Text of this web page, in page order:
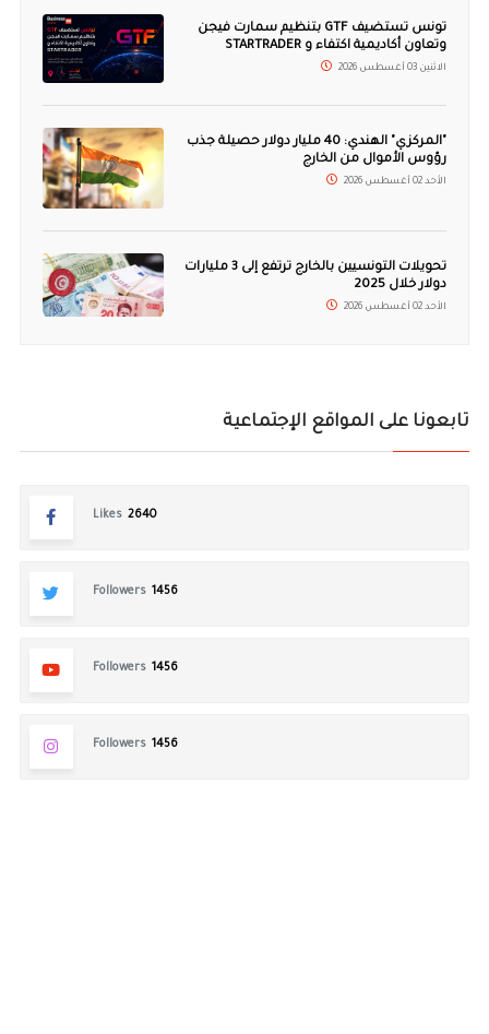
تونس تستضيف GTF بتنظيم سمارت فيجن
وتعاون أكاديمية اكتفاء و STARTRADER
الاثنين 03 أغسطس 2026
"المركزي" الهندي: 40 مليار دولار حصيلة جذب
رؤوس الأموال من الخارج
الأحد 02 أغسطس 2026
تحويلات التونسيين بالخارج ترتفع إلى 3 مليارات
دولار خلال 2025
الأحد 02 أغسطس 2026
تابعونا على المواقع الإجتماعية
Likes 2640
Followers 1456
Followers 1456
Followers 1456